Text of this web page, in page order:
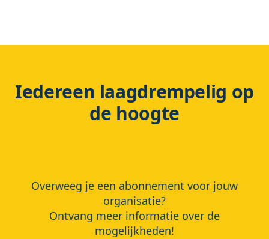
Iedereen laagdrempelig op
de hoogte
Overweeg je een abonnement voor jouw
organisatie?
Ontvang meer informatie over de
mogelijkheden!